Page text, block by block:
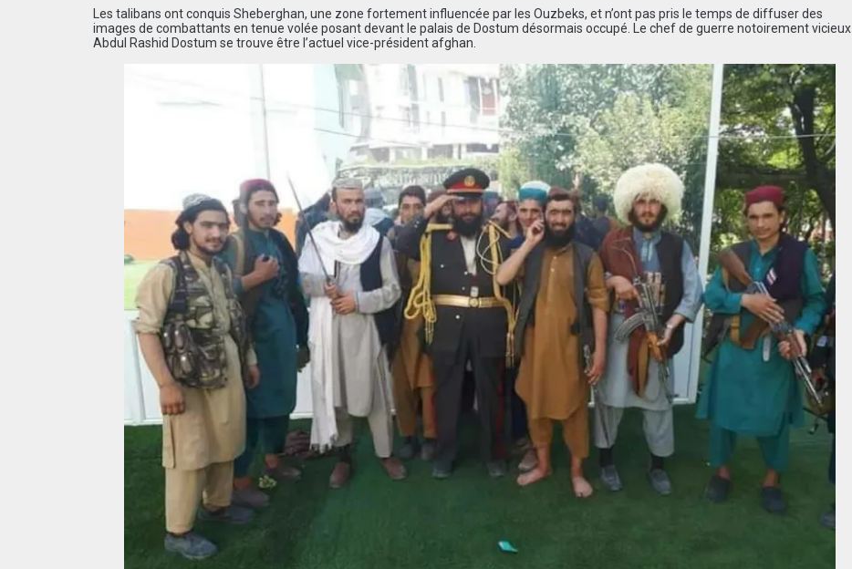
Les talibans ont conquis Sheberghan, une zone fortement influencée par les Ouzbeks, et n’ont pas pris le temps de diffuser des
images de combattants en tenue volée posant devant le palais de Dostum désormais occupé. Le chef de guerre notoirement vicieux
Abdul Rashid Dostum se trouve être l’actuel vice-président afghan.